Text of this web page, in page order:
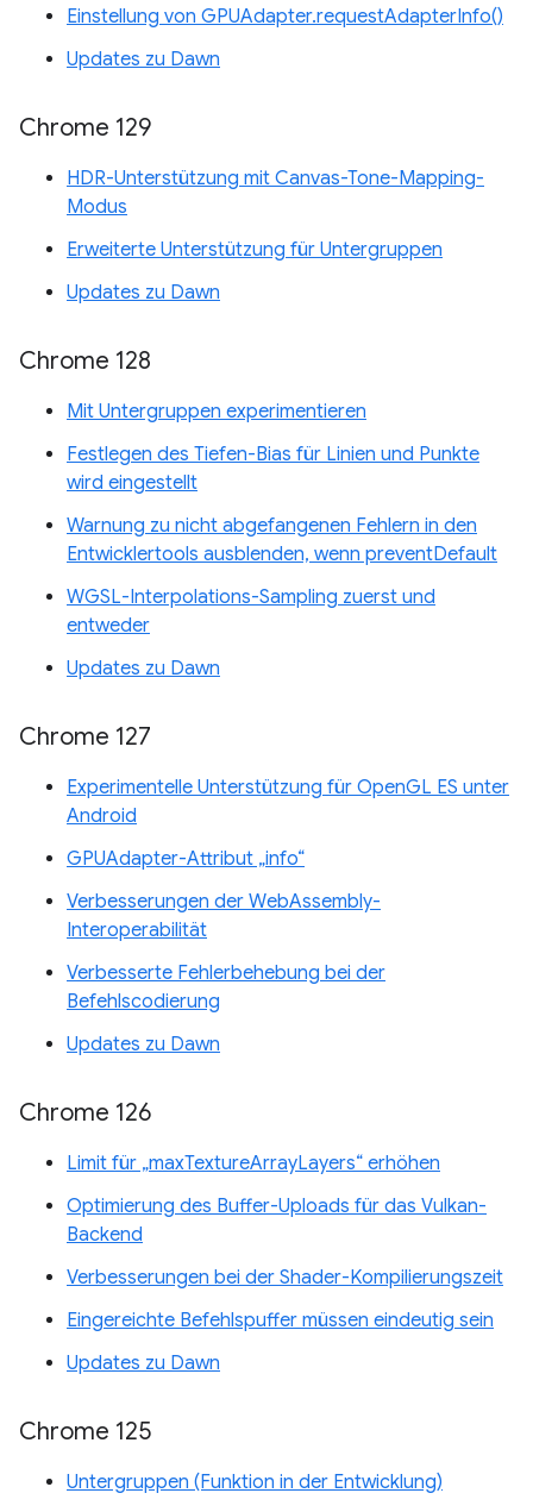
Einstellung von GPUAdapter.requestAdapterInfo()
Updates zu Dawn
Chrome 129
HDR-Unterstützung mit Canvas-Tone-Mapping-
Modus
Erweiterte Unterstützung für Untergruppen
Updates zu Dawn
Chrome 128
Mit Untergruppen experimentieren
Festlegen des Tiefen-Bias für Linien und Punkte
wird eingestellt
Warnung zu nicht abgefangenen Fehlern in den
Entwicklertools ausblenden, wenn preventDefault
WGSL-Interpolations-Sampling zuerst und
entweder
Updates zu Dawn
Chrome 127
Experimentelle Unterstützung für OpenGL ES unter
Android
GPUAdapter-Attribut „info“
Verbesserungen der WebAssembly-
Interoperabilität
Verbesserte Fehlerbehebung bei der
Befehlscodierung
Updates zu Dawn
Chrome 126
Limit für „maxTextureArrayLayers“ erhöhen
Optimierung des Buffer-Uploads für das Vulkan-
Backend
Verbesserungen bei der Shader-Kompilierungszeit
Eingereichte Befehlspuffer müssen eindeutig sein
Updates zu Dawn
Chrome 125
Untergruppen (Funktion in der Entwicklung)